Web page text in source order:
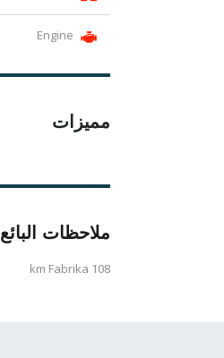
مميزات
ملاحظات البائع
108 km Fabrika